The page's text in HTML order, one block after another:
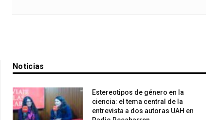
Noticias
Estereotipos de género en la
ciencia: el tema central de la
entrevista a dos autoras UAH en